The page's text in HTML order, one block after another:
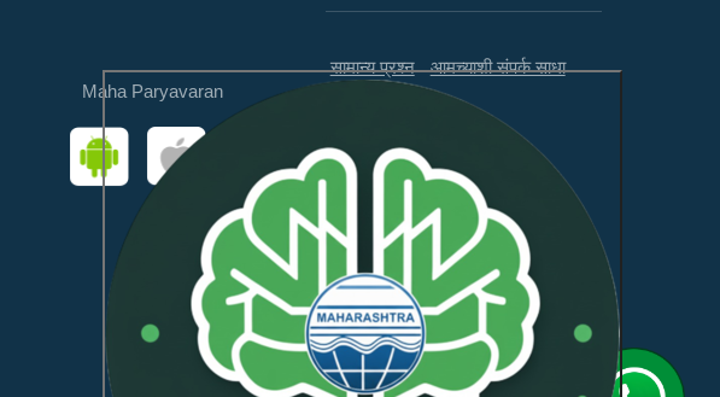
Maha Paryavaran
सामान्य प्रश्न आमच्याशी संपर्क साधा
ही वेबसाइट WCAG 2.1 लेव्हल AA
आणि GIGW 3.0 चे पालन करते.